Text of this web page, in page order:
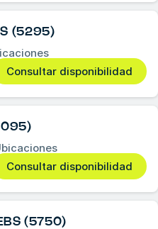
(5295)
Consultar disponibilidad
Consultar disponibilidad
(5750)